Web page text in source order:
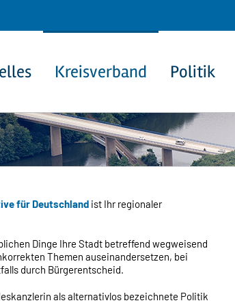
Kreisverband Politik
für Deutschland ist Ihr regionaler
Dinge Ihre Stadt betreffend wegweisend
Themen auseinandersetzen, bei
durch Bürgerentscheid.
als alternativlos bezeichnete Politik